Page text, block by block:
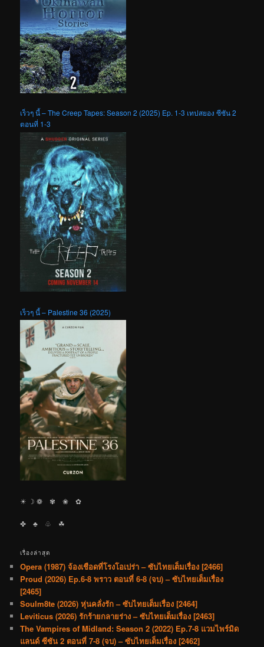
เร็วๆ นี้ – The Creep Tapes: Season 2 (2025) Ep. 1-3 เทปสยอง ซีซัน 2
ตอนที่ 1-3
เร็วๆ นี้ – Palestine 36 (2025)
☀︎ ☽ ❁ ✾ ❀ ✿
✤ ♣︎ ♧ ☘︎
เรื่องล่าสุด
Opera (1987) จ้องเชือดที่โรงโอเปร่า – ซับไทยเต็มเรื่อง [2466]
Proud (2026) Ep.6-8 พราว ตอนที่ 6-8 (จบ) – ซับไทยเต็มเรื่อง
[2465]
Soulm8te (2026) หุ่นคลั่งรัก – ซับไทยเต็มเรื่อง [2464]
Leviticus (2026) รักร้ายกลายร่าง – ซับไทยเต็มเรื่อง [2463]
The Vampires of Midland: Season 2 (2022) Ep.7-8 แวมไพร์มิด
แลนด์ ซีซัน 2 ตอนที่ 7-8 (จบ) – ซับไทยเต็มเรื่อง [2462]